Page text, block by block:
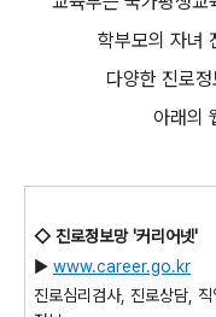
학부모의 자녀
다양한 진로
아래의
◇ 진로정보망 '커리어넷'
▶ www.career.go.kr
진로심리검사, 진로상담, 직